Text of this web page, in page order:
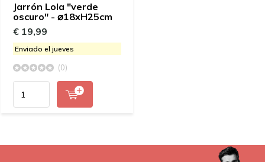
Jarrón Lola "verde
oscuro" - ⌀18xH25cm
€ 19,99
Enviado el jueves
(0)